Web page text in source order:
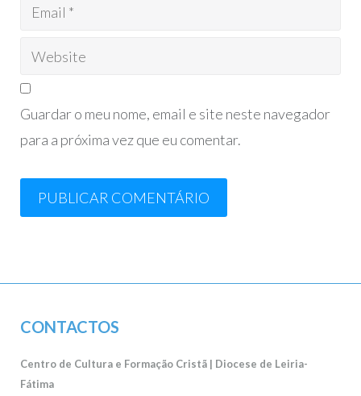
Guardar o meu nome, email e site neste navegador
para a próxima vez que eu comentar.
CONTACTOS
Centro de Cultura e Formação Cristã | Diocese de Leiria-
Fátima